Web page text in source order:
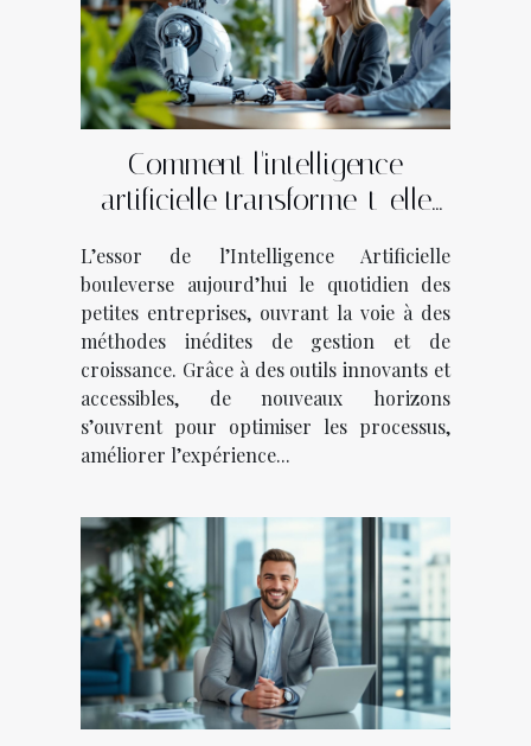
Comment l'intelligence
artificielle transforme-t-elle
L’essor de l’Intelligence Artificielle
bouleverse aujourd’hui le quotidien des
petites entreprises, ouvrant la voie à des
méthodes inédites de gestion et de
croissance. Grâce à des outils innovants et
accessibles, de nouveaux horizons
s’ouvrent pour optimiser les processus,
améliorer l’expérience...